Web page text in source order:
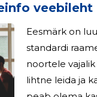
veebileht
Eesmärk on
standardi
noortele
lihtne leida ja